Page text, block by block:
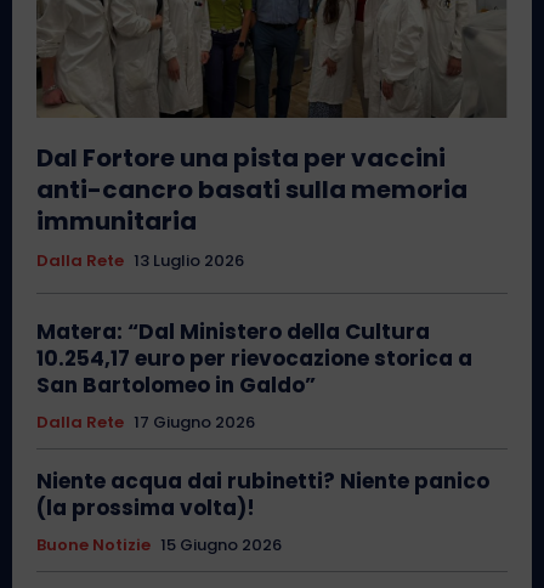
Dal Fortore una pista per vaccini
anti-cancro basati sulla memoria
immunitaria
Dalla Rete 13 Luglio 2026
Matera: “Dal Ministero della Cultura
10.254,17 euro per rievocazione storica a
San Bartolomeo in Galdo”
Dalla Rete 17 Giugno 2026
Niente acqua dai rubinetti? Niente panico
(la prossima volta)!
Buone Notizie 15 Giugno 2026